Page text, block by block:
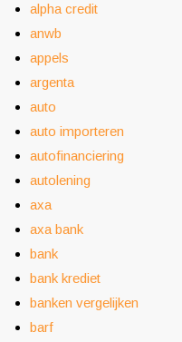
alpha credit
anwb
appels
argenta
auto
auto importeren
autofinanciering
autolening
axa
axa bank
bank
bank krediet
banken vergelijken
barf